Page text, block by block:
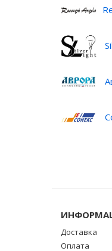
Доставка
Оплата